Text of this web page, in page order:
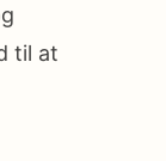
til at